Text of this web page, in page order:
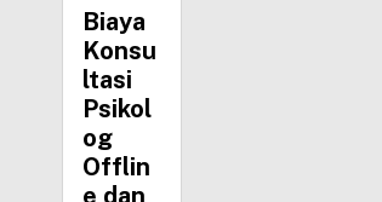
Biaya
Konsu
ltasi
Psikol
og
Offlin
e dan